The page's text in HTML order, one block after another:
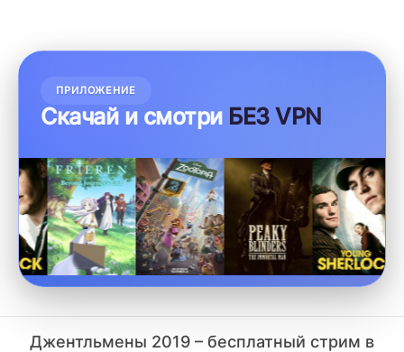
ПРИЛОЖЕНИЕ
Скачай и смотри БЕЗ VPN
Джентльмены 2019 – бесплатный стрим в